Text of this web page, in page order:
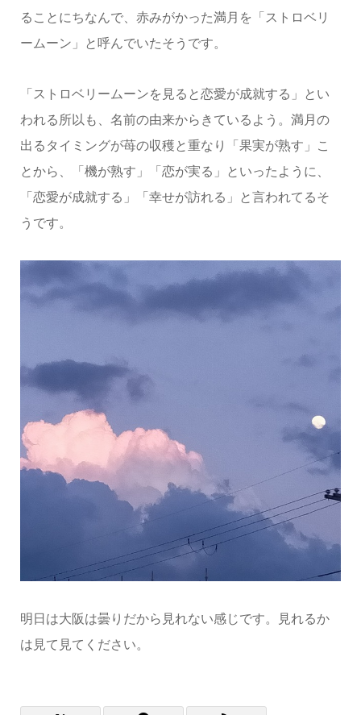
ることにちなんで、赤みがかった満月を「ストロベリ
ームーン」と呼んでいたそうです。
「ストロベリームーンを見ると恋愛が成就する」とい
われる所以も、名前の由来からきているよう。満月の
出るタイミングが苺の収穫と重なり「果実が熟す」こ
とから、「機が熟す」「恋が実る」といったように、
「恋愛が成就する」「幸せが訪れる」と言われてるそ
うです。
明日は大阪は曇りだから見れない感じです。見れるか
は見て見てください。